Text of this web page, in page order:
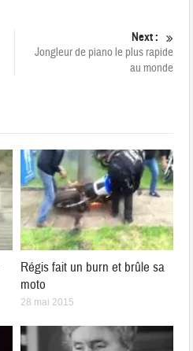
Next :
Jongleur de piano le plus rapide
au monde
Régis fait un burn et brûle sa
moto
28 mai 2015